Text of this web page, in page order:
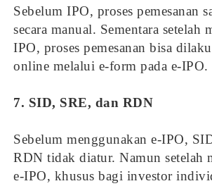
Sebelum IPO, proses pemesanan
secara manual. Sementara setelah
IPO, proses pemesanan bisa
online melalui e-form pada e-IPO.
7. SID, SRE, dan RDN
Sebelum menggunakan e-IPO,
RDN tidak diatur. Namun setelah
e-IPO, khusus bagi investor